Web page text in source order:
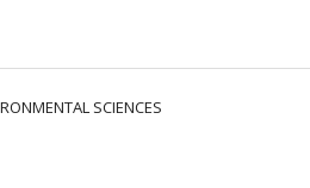
SCIENCES